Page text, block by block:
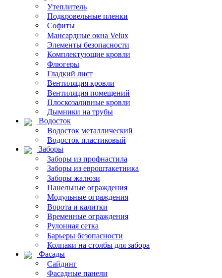
Утеплитель
Подкровельные пленки
Софиты
Мансардные окна Velux
Элементы безопасности
Комплектующие кровли
Флюгеры
Гладкий лист
Вентиляция кровли
Вентиляция помещений
Плоскозаливные кровли
Дымники на трубы
Водосток
Водосток металлический
Водосток пластиковый
Заборы
Заборы из профнастила
Заборы из евроштакетника
Заборы жалюзи
Панельные ограждения
Модульные ограждения
Ворота и калитки
Временные ограждения
Рулонная сетка
Барьеры безопасности
Колпаки на столбы для забора
Фасады
Сайдинг
Фасадные панели